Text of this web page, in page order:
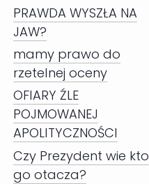
PRAWDA WYSZŁA NA
JAW?
mamy prawo do
rzetelnej oceny
OFIARY ŹLE
POJMOWANEJ
APOLITYCZNOŚCI
Czy Prezydent wie kto
go otacza?